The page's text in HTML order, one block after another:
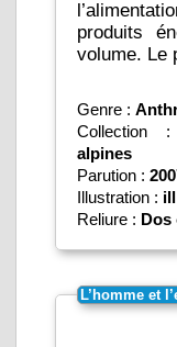
produits
volume. Le
Genre :
alpines
Parution :
Illustration :
Reliure : Dos
L’homme et